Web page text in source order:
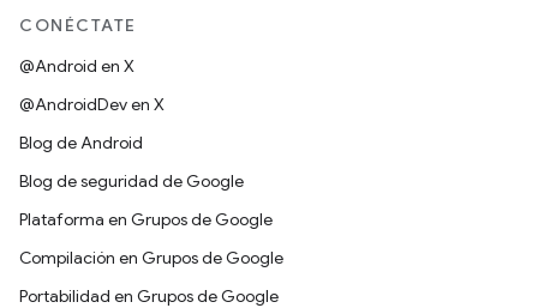
CONÉCTATE
@Android en X
@AndroidDev en X
Blog de Android
Blog de seguridad de Google
Plataforma en Grupos de Google
Compilación en Grupos de Google
Portabilidad en Grupos de Google